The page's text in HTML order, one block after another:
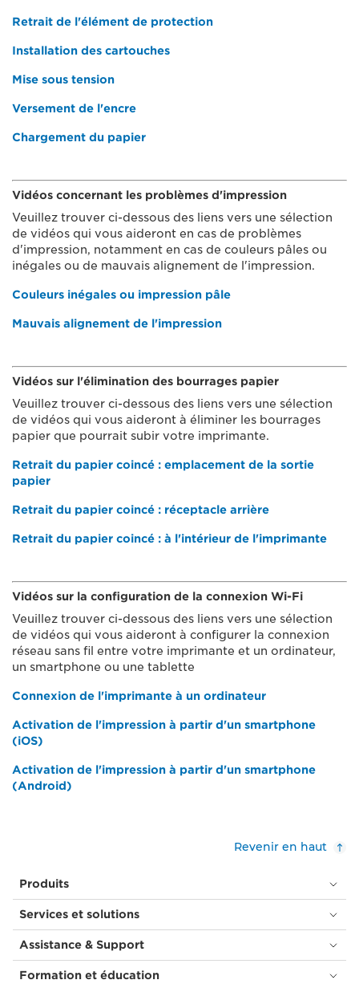
Retrait de l'élément de protection
Installation des cartouches
Mise sous tension
Versement de l'encre
Chargement du papier
Vidéos concernant les problèmes d'impression
Veuillez trouver ci-dessous des liens vers une sélection
de vidéos qui vous aideront en cas de problèmes
d'impression, notamment en cas de couleurs pâles ou
inégales ou de mauvais alignement de l'impression.
Couleurs inégales ou impression pâle
Mauvais alignement de l'impression
Vidéos sur l'élimination des bourrages papier
Veuillez trouver ci-dessous des liens vers une sélection
de vidéos qui vous aideront à éliminer les bourrages
papier que pourrait subir votre imprimante.
Retrait du papier coincé : emplacement de la sortie
papier
Retrait du papier coincé : réceptacle arrière
Retrait du papier coincé : à l'intérieur de l'imprimante
Vidéos sur la configuration de la connexion Wi-Fi
Veuillez trouver ci-dessous des liens vers une sélection
de vidéos qui vous aideront à configurer la connexion
réseau sans fil entre votre imprimante et un ordinateur,
un smartphone ou une tablette
Connexion de l'imprimante à un ordinateur
Activation de l'impression à partir d'un smartphone
(iOS)
Activation de l'impression à partir d'un smartphone
(Android)
Revenir en haut
Produits
Services et solutions
Assistance & Support
Formation et éducation